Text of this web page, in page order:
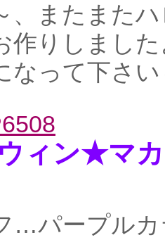
、またまた
作りしました
なって下さい
ィン★マ
…パープルカ